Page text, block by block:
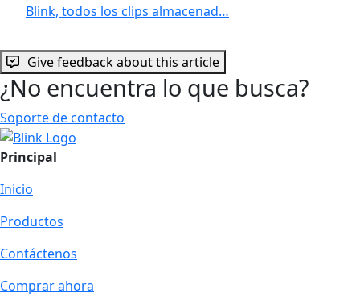
Blink, todos los clips almacenad…
Give feedback about this article
¿No encuentra lo que busca?
Soporte de contacto
Principal
Inicio
Productos
Contáctenos
Comprar ahora